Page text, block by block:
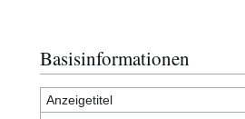
Basisinformationen
Anzeigetitel